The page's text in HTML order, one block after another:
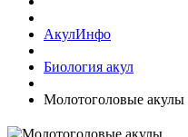
АкулИнфо
Биология акул
Молотоголовые акулы